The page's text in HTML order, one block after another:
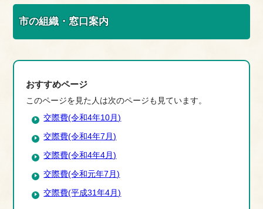
市の組織・窓口案内
おすすめページ
このページを見た人は次のページも見ています。
交際費(令和4年10月)
交際費(令和4年7月)
交際費(令和4年4月)
交際費(令和元年7月)
交際費(平成31年4月)